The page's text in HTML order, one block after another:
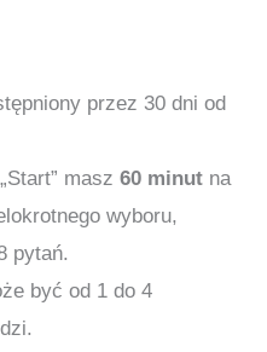
przez 30 dni od
masz 60 minut na
wyboru,
pytań.
być od 1 do 4